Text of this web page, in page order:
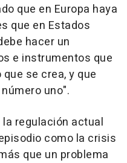
que en Europa haya
que en Estados
hacer un
e instrumentos que
se crea, y que
uno".
regulación actual
como la crisis
que un problema